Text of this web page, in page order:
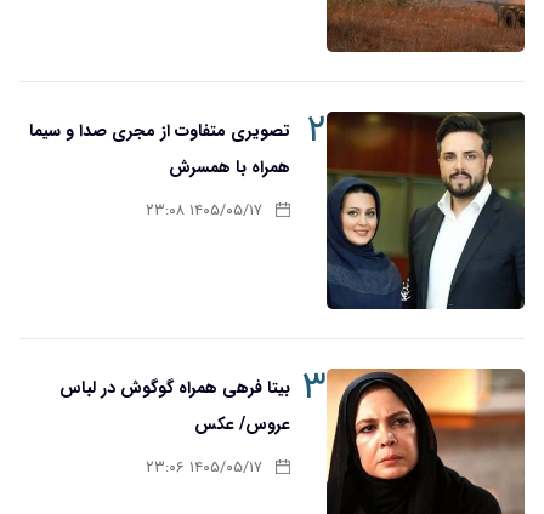
۲
تصویری متفاوت از مجری صدا و سیما
همراه با همسرش
۱۴۰۵/۰۵/۱۷ ۲۳:۰۸
۳ بیتا فرهی همراه گوگوش در لباس
عروس/ عکس
۱۴۰۵/۰۵/۱۷ ۲۳:۰۶